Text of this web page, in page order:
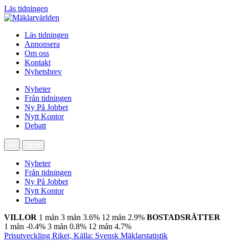
Läs tidningen
Läs tidningen
Annonsera
Om oss
Kontakt
Nyhetsbrev
Nyheter
Från tidningen
Ny På Jobbet
Nytt Kontor
Debatt
Nyheter
Från tidningen
Ny På Jobbet
Nytt Kontor
Debatt
VILLOR 1 mån 3 mån 3.6% 12 mån 2.9% BOSTADSRÄTTER
1 mån -0.4% 3 mån 0.8% 12 mån 4.7%
Prisutveckling Riket, Källa: Svensk Mäklarstatistik